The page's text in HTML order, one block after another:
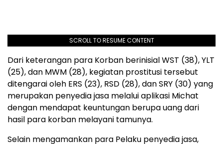
SCROLL TO RESUME CONTENT
Dari keterangan para Korban berinisial WST (38), YLT
(25), dan MWM (28), kegiatan prostitusi tersebut
ditengarai oleh ERS (23), RSD (28), dan SRY (30) yang
merupakan penyedia jasa melalui aplikasi Michat
dengan mendapat keuntungan berupa uang dari
hasil para korban melayani tamunya.
Selain mengamankan para Pelaku penyedia jasa,